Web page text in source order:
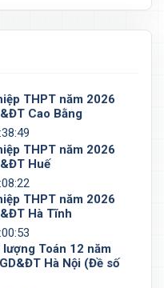
THPT năm 2026
Cao Bằng
THPT năm 2026
Huế
THPT năm 2026
Hà Tĩnh
Toán 12 năm
Hà Nội (Đề số